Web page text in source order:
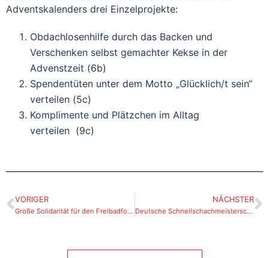
Adventskalenders drei Einzelprojekte:
Obdachlosenhilfe durch das Backen und
Verschenken selbst gemachter Kekse in der
Advenstzeit (6b)
Spendentüten unter dem Motto „Glücklich/t sein“
verteilen (5c)
Komplimente und Plätzchen im Alltag
verteilen (9c)
VORIGER
Große Solidarität für den Freibadfonds –Bürgerstiftung Paderborn stellt Initiative klar
NÄCHSTER
Deutsche Schnellschachmeisterschaften 2026 begeistern in Paderborn